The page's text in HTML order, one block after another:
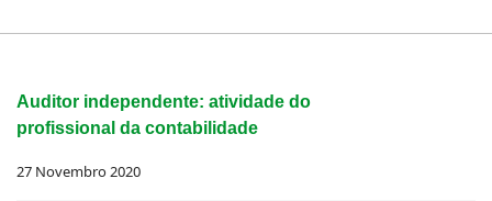
Auditor independente: atividade do
profissional da contabilidade
27 Novembro 2020